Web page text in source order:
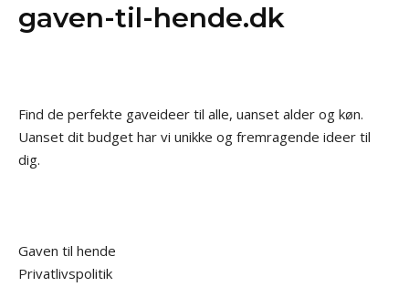
gaven-til-hende.dk
Find de perfekte gaveideer til alle, uanset alder og køn.
Uanset dit budget har vi unikke og fremragende ideer til
dig.
Gaven til hende
Privatlivspolitik